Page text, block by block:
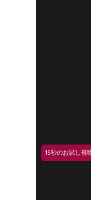
15秒のお試し視